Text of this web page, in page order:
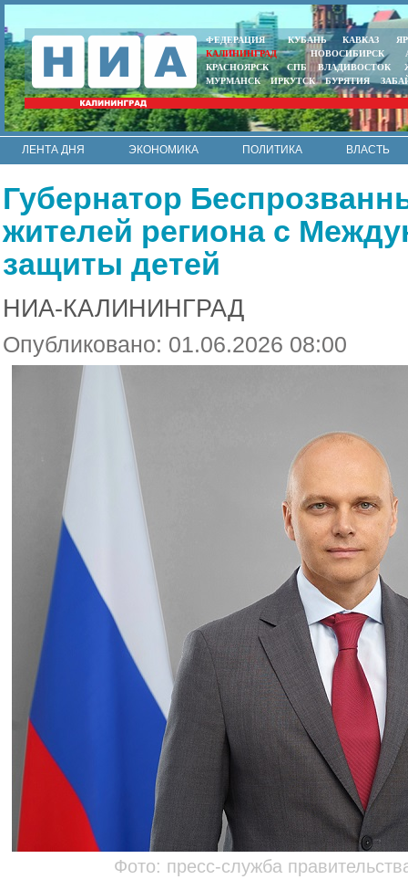
ФЕДЕРАЦИЯ КУБАНЬ КАВКАЗ
КАЛИНИНГРАД
НОВОСИБИРСК
КРАСНОЯРСК
СПБ ВЛАДИВОСТОК
МУРМАНСК
ИРКУТСК БУРЯТИЯ
ЛЕНТА ДНЯ ЭКОНОМИКА ПОЛИТИКА
ВЛАСТЬ
RSS
Губернатор
жителей региона с
защиты детей
НИА-КАЛИНИНГРАД
Опубликовано: 01.06.2026 08:00
Фото: пресс-служба